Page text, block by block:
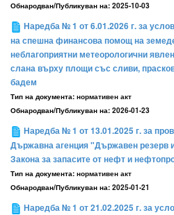
Обнародван/Публикуван на: 2025-10-03
Наредба № 1 от 6.01.2026 г. за
на спешна финансова помощ на
неблагоприятни метеорологични
слана върху площи със сливи,
бадем
Тип на документа: нормативен акт
Обнародван/Публикуван на: 2026-01-23
Наредба № 1 от 13.01.2025 г. за
Държавна агенция "Държавен резерв
Закона за запасите от нефт и
Тип на документа: нормативен акт
Обнародван/Публикуван на: 2025-01-21
Наредба № 1 от 21.02.2025 г. за